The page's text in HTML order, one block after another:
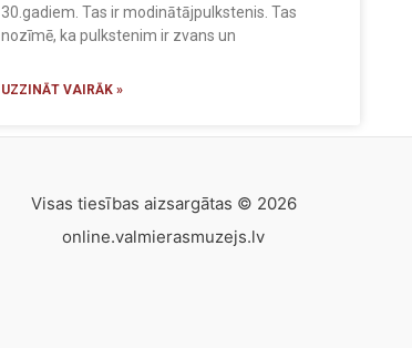
30.gadiem. Tas ir modinātājpulkstenis. Tas
nozīmē, ka pulkstenim ir zvans un
UZZINĀT VAIRĀK »
Visas tiesības aizsargātas © 2026
online.valmierasmuzejs.lv